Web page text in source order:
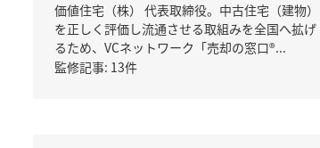
価値住宅（株） 代表取締役。中古住宅（建物）
を正しく評価し流通させる取組みを全国へ拡げ
るため、VCネットワーク「売却の窓口®...
監修記事: 13件